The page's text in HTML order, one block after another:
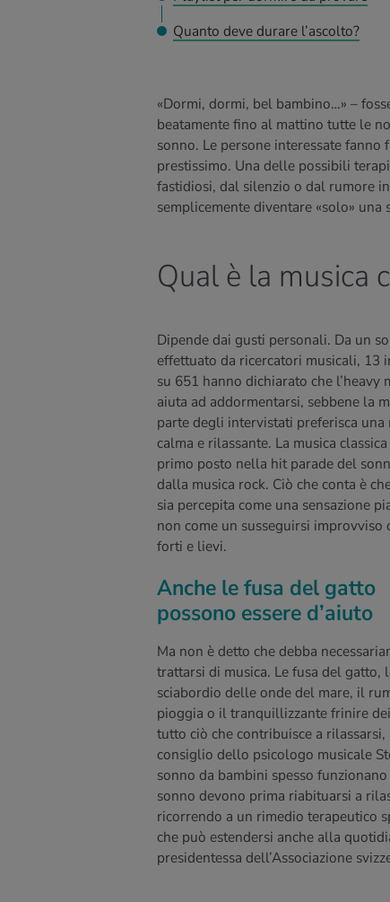
Quanto deve durare l’ascolto?
«Dormi, dormi, bel bambino…» –
beatamente fino al mattino tutte le
sonno. Le persone interessate
prestissimo. Una delle possibili
fastidiosi, dal silenzio o dal rumore
semplicemente diventare «solo»
Qual è la musica
Dipende dai gusti personali. Da un
effettuato da ricercatori musicali, 13
su 651 hanno dichiarato che l’heavy
aiuta ad addormentarsi, sebbene la
parte degli intervistati preferisca una
calma e rilassante. La musica
primo posto nella hit parade del
dalla musica rock. Ciò che conta è
sia percepita come una sensazione
non come un susseguirsi improvviso
forti e lievi.
Anche le fusa del gatto
possono essere d’aiuto
Ma non è detto che debba
trattarsi di musica. Le fusa del gatto,
sciabordio delle onde del mare, il
pioggia o il tranquillizzante frinire
tutto ciò che contribuisce a
consiglio dello psicologo musicale
sonno da bambini spesso
sonno devono prima riabituarsi a
ricorrendo a un rimedio terapeutico
che può estendersi anche alla
presidentessa dell’Associazione